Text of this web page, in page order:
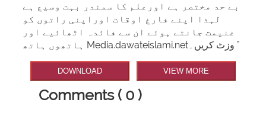
بے حد مختصر ہے اورعلم کا سمندر بہت وسیع ہے
لہذا اپنے فارغ اوقات اوراپنی راتوں کو
غنیمت جانتے ہوئے ان سے فائدہ اٹھائیے اور
ہاتھوں ہاتھ Media.dawateislami.netوزٹ کریں۔ "
DOWNLOAD VIEW MORE
Comments ( 0 )